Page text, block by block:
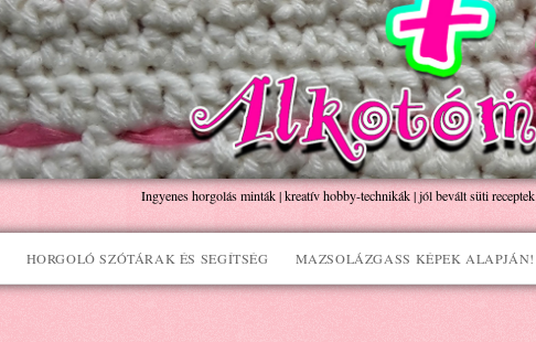
Ingyenes horgolás minták | kreatív hobby-technikák | jól bevált süti receptek
HORGOLÓ SZÓTÁRAK ÉS SEGÍTSÉG MAZSOLÁZGASS KÉPEK ALAPJÁN!